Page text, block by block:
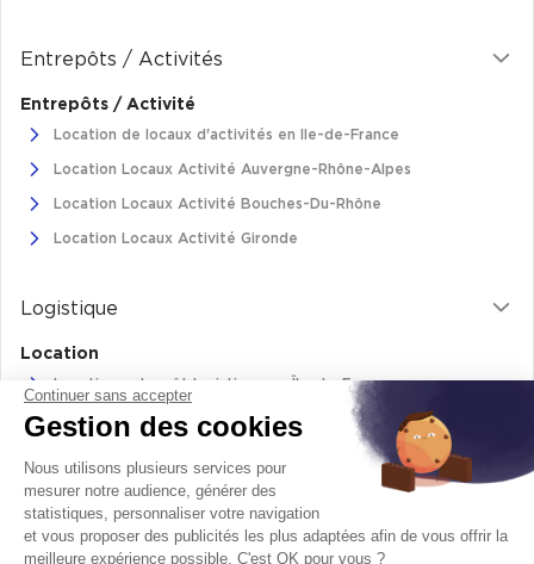
Cas Clients
Entrepôts / Activités
Entrepôts / Activité
Location de locaux d'activités en Ile-de-France
Location Locaux Activité Auvergne-Rhône-Alpes
Location Locaux Activité Bouches-Du-Rhône
Location Locaux Activité Gironde
Logistique
Location
Location entrepôt logistique en Île-de-France
Location entrepôt logistique Pas-de-Calais
Location de bâtiments logistiques en Auvergne-Rhône-Alpes
Location Logistique Bouches-Du-Rhône
Continuer sans accepter
Gestion des cookies
Nous utilisons plusieurs services pour
mesurer notre audience, générer des
statistiques, personnaliser votre navigation
et vous proposer des publicités les plus adaptées afin de vous offrir la
meilleure expérience possible. C'est OK pour vous ?